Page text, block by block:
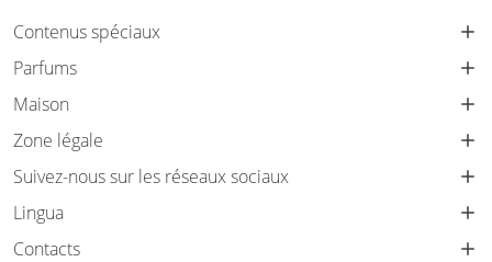
Contenus spéciaux
Parfums
Maison
Zone légale
Suivez-nous sur les réseaux sociaux
Lingua
Contacts